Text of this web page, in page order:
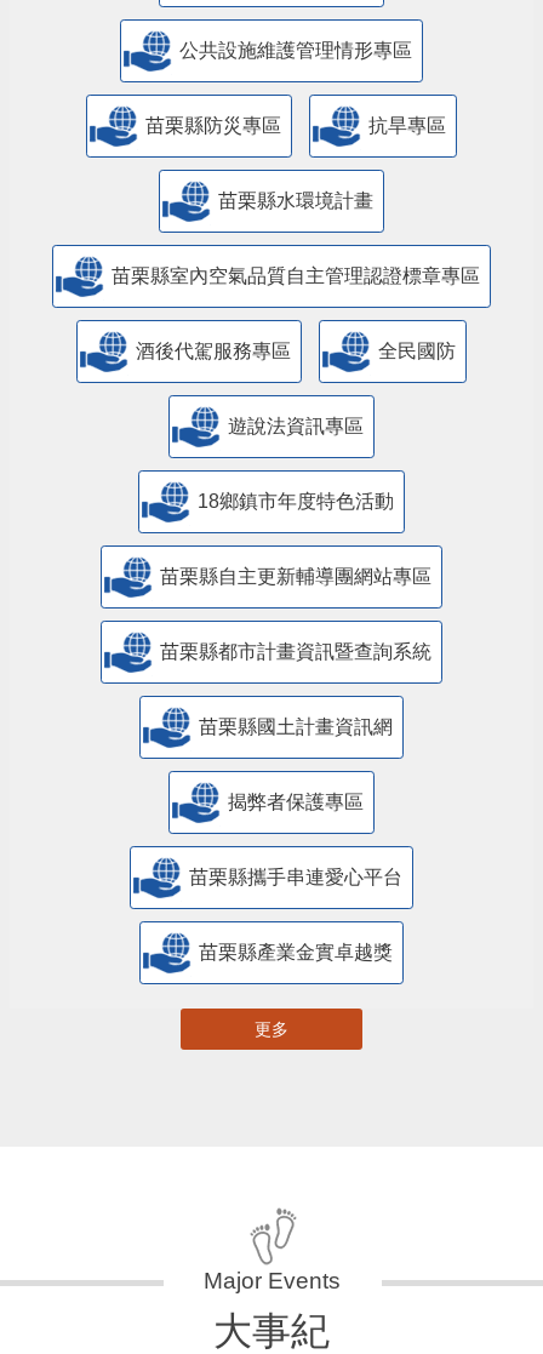
​公共設施維護管理情形專區
苗栗縣防災專區 抗旱專區
苗栗縣水環境計畫
苗栗縣室內空氣品質自主管理認證標章專區
酒後代駕服務專區 全民國防
遊說法資訊專區
18鄉鎮市年度特色活動
苗栗縣自主更新輔導團網站專區
苗栗縣都市計畫資訊暨查詢系統
苗栗縣國土計畫資訊網
揭弊者保護專區
苗栗縣攜手串連愛心平台
苗栗縣產業金實卓越獎
更多
大事紀